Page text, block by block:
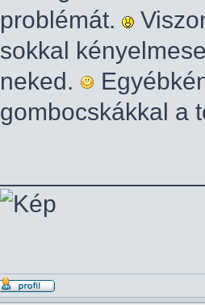
problémát.
sokkal
neked.
gombocskákkal a